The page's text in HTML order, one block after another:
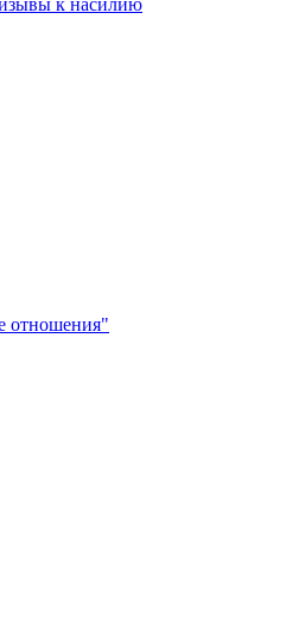
к насилию
отношения"